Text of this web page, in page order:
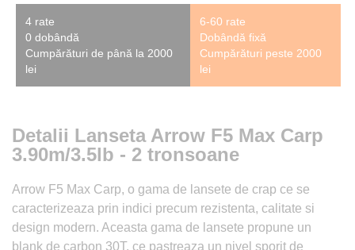
4 rate
0 dobândă
Cumpărături de până la 2000
lei
6-60 rate
Dobândă fixă
Cumpărături peste 2000
lei
Detalii Lanseta Arrow F5 Max Carp
3.90m/3.5lb - 2 tronsoane
Arrow F5 Max Carp, o gama de lansete de crap ce se
caracterizeaza prin indici precum rezistenta, calitate si
design modern. Aceasta gama de lansete propune un
blank de carbon 30T, ce pastreaza un nivel sporit de